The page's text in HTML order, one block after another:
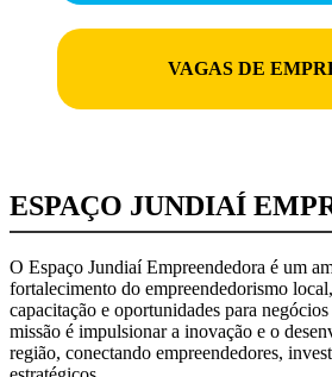
VAGAS DE
ESPAÇO JUNDIAÍ
O Espaço Jundiaí Empreendedora é um
fortalecimento do empreendedorismo
capacitação e oportunidades para
missão é impulsionar a inovação e o
região, conectando empreendedores,